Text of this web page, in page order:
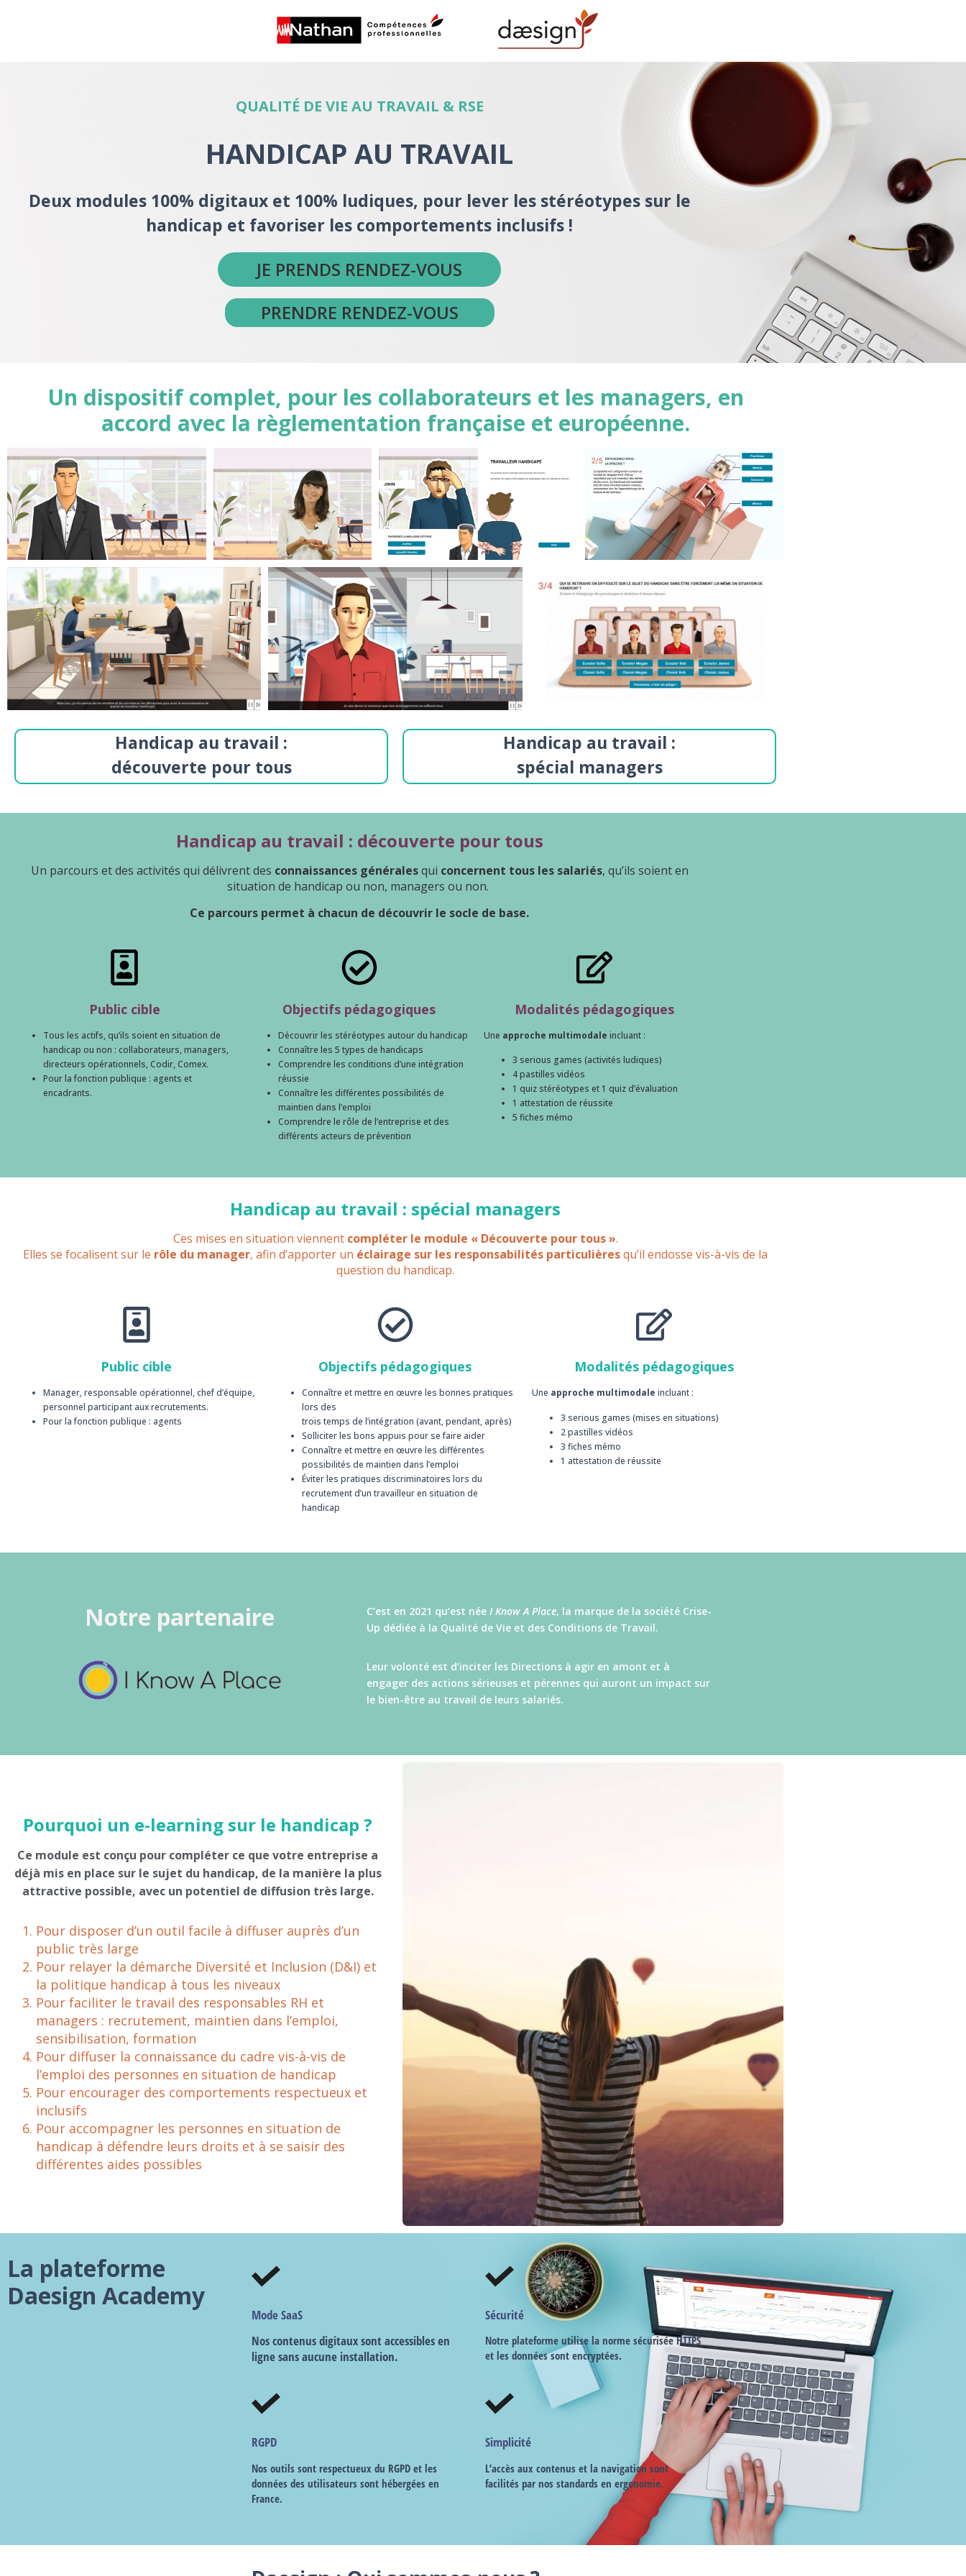
QUALITÉ DE VIE AU TRAVAIL & RSE
HANDICAP AU TRAVAIL
Deux modules 100% digitaux et 100% ludiques, pour lever les stéréotypes sur le
handicap et favoriser les comportements inclusifs !
JE PRENDS RENDEZ-VOUS
PRENDRE RENDEZ-VOUS
Un dispositif complet, pour les collaborateurs et les managers, en
accord avec la règlementation française et européenne.
Handicap au travail :
découverte pour tous
Handicap au travail :
spécial managers
Handicap au travail : découverte pour tous
Un parcours et des activités qui délivrent des connaissances généralesqui concernent tous les salariés, qu’ils soient en
situation de handicap ou non, managers ou non.​
Ce parcours permet à chacun de découvrir le socle de base.
Public cible
Tous les actifs, qu’ils soient en situation de
handicap ou non : collaborateurs, managers,
directeurs opérationnels, Codir, Comex.
Pour la fonction publique : agents et
encadrants.
Objectifs pédagogiques
Découvrir les stéréotypes autour du handicap
Connaître les 5 types de handicaps
Comprendre les conditions d’une intégration
réussie
Connaître les différentes possibilités de
maintien dans l’emploi
Comprendre le rôle de l’entreprise et des
différents acteurs de prévention
Modalités pédagogiques
Une approche multimodale incluant :
3 serious games (activités ludiques)
4 pastilles vidéos
1 quiz stéréotypes et 1 quiz d’évaluation
1 attestation de réussite
5 fiches mémo
Handicap au travail : spécial managers
Ces mises en situation viennent compléter le module « Découverte pour tous ».
Elles se focalisent sur le rôle du manager, afin d’apporter un éclairage sur les responsabilités particulièresqu’il endosse vis-à-vis de la
question du handicap.
Public cible
Manager, responsable opérationnel, chef d’équipe,
personnel participant aux recrutements.
Pour la fonction publique : agents
Objectifs pédagogiques
Connaître et mettre en œuvre les bonnes pratiques
lors des
trois temps de l’intégration (avant, pendant, après)
Solliciter les bons appuis pour se faire aider
Connaître et mettre en œuvre les différentes
possibilités de maintien dans l’emploi
Éviter les pratiques discriminatoires lors du
recrutement d’un travailleur en situation de
handicap
Modalités pédagogiques
Une approche multimodale incluant :
3 serious games (mises en situations)
2 pastilles vidéos
3 fiches mémo
1 attestation de réussite
Notre partenaire C’est en 2021 qu’est née I Know A Place, la marque de la société Crise-
Up dédiée à la Qualité de Vie et des Conditions de Travail.
Leur volonté est d’inciter les Directions à agir en amont et à
engager des actions sérieuses et pérennes qui auront un impact sur
le bien-être au travail de leurs salariés.
Pourquoi un e-learning sur le handicap ?
Ce module est conçu pour compléter ce que votre entreprise a
déjà mis en place sur le sujet du handicap, de la manière la plus
attractive possible, avec un potentiel de diffusion très large.
Pour disposer d’un outil facile à diffuser auprès d’un
public très large
Pour relayer la démarche Diversité et Inclusion (D&I) et
la politique handicap à tous les niveaux
Pour faciliter le travail des responsables RH et
managers : recrutement, maintien dans l’emploi,
sensibilisation, formation
Pour diffuser la connaissance du cadre vis-à-vis de
l’emploi des personnes en situation de handicap
Pour encourager des comportements respectueux et
inclusifs
Pour accompagner les personnes en situation de
handicap à défendre leurs droits et à se saisir des
différentes aides possibles
La plateforme
Daesign Academy
Mode SaaS
Nos contenus digitaux sont accessibles en
ligne sans aucune installation.
Sécurité
Notre plateforme utilise la norme sécurisée HTTPS
et les données sont encryptées.
RGPD
Nos outils sont respectueux du RGPD et les
données des utilisateurs sont hébergées en
France.
Simplicité
L’accès aux contenus et la navigation sont
facilités par nos standards en ergonomie.